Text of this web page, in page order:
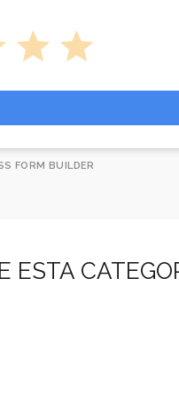
star star
FORM BUILDER
ESTA